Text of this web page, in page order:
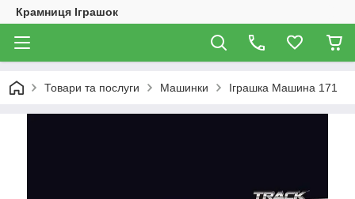
Крамниця Іграшок
Товари та послуги Машинки Іграшка Машина 171